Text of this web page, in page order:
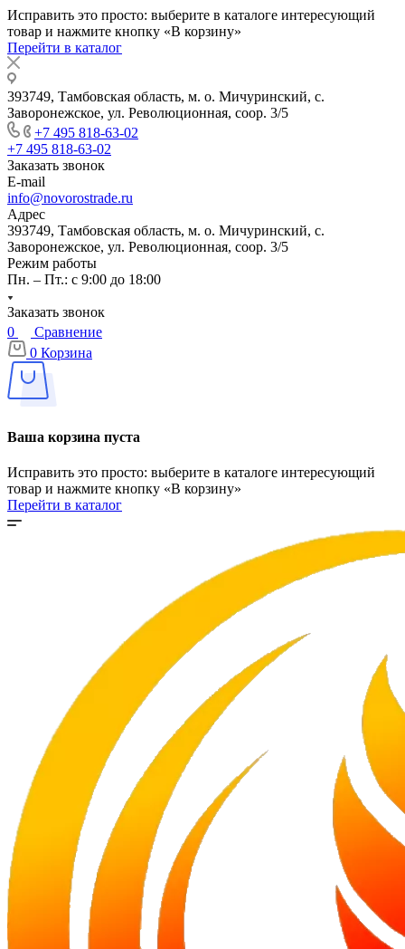
Исправить это просто: выберите в каталоге интересующий
товар и нажмите кнопку «В корзину»
Перейти в каталог
393749, Тамбовская область, м. о. Мичуринский, с.
Заворонежское, ул. Революционная, соор. 3/5
+7 495 818-63-02
+7 495 818-63-02
Заказать звонок
E-mail
info@novorostrade.ru
Адрес
393749, Тамбовская область, м. о. Мичуринский, с.
Заворонежское, ул. Революционная, соор. 3/5
Режим работы
Пн. – Пт.: с 9:00 до 18:00
Заказать звонок
0
Сравнение
0 Корзина
Ваша корзина пуста
Исправить это просто: выберите в каталоге интересующий
товар и нажмите кнопку «В корзину»
Перейти в каталог